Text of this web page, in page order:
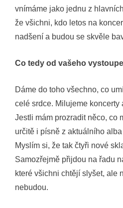
vnímáme jako jednu z
že všichni, kdo letos na
nadšení a budou se skvěle
Co tedy od vašeho
Dáme do toho všechno, co
celé srdce. Milujeme koncerty
Jestli mám prozradit něco, co
určitě i písně z aktuálního alba
Myslím si, že tak čtyři nové
Samozřejmě přijdou na řadu
které všichni chtějí slyšet, ale
nebudou.